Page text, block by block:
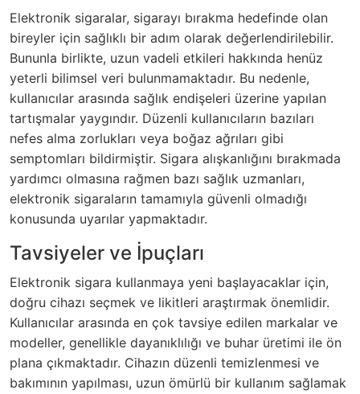
Elektronik sigaralar, sigarayı bırakma hedefinde olan
bireyler için sağlıklı bir adım olarak değerlendirilebilir.
Bununla birlikte, uzun vadeli etkileri hakkında henüz
yeterli bilimsel veri bulunmamaktadır. Bu nedenle,
kullanıcılar arasında sağlık endişeleri üzerine yapılan
tartışmalar yaygındır. Düzenli kullanıcıların bazıları
nefes alma zorlukları veya boğaz ağrıları gibi
semptomları bildirmiştir. Sigara alışkanlığını bırakmada
yardımcı olmasına rağmen bazı sağlık uzmanları,
elektronik sigaraların tamamıyla güvenli olmadığı
konusunda uyarılar yapmaktadır.
Tavsiyeler ve İpuçları
Elektronik sigara kullanmaya yeni başlayacaklar için,
doğru cihazı seçmek ve likitleri araştırmak önemlidir.
Kullanıcılar arasında en çok tavsiye edilen markalar ve
modeller, genellikle dayanıklılığı ve buhar üretimi ile ön
plana çıkmaktadır. Cihazın düzenli temizlenmesi ve
bakımının yapılması, uzun ömürlü bir kullanım sağlamak